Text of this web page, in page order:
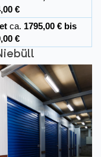
€
ca. 1795,00 € bis
€